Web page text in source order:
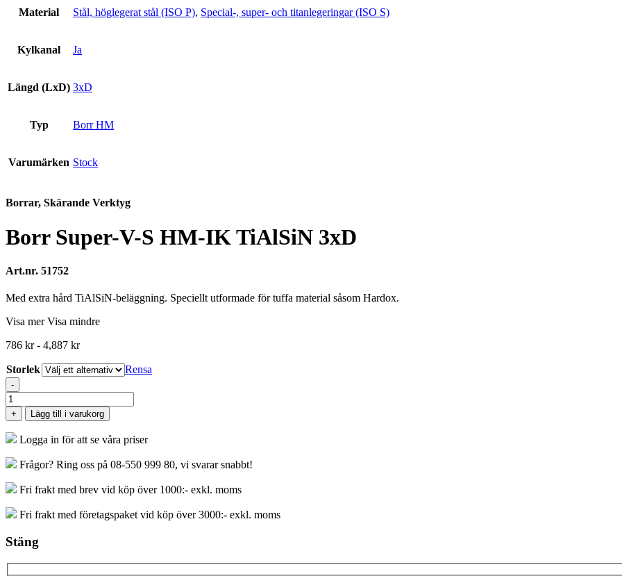
Material Stål, höglegerat stål (ISO P), Special-, super- och titanlegeringar (ISO S)
Kylkanal Ja
Längd (LxD) 3xD
Typ Borr HM
Varumärken Stock
Borrar, Skärande Verktyg
Borr Super-V-S HM-IK TiAlSiN 3xD
Art.nr. 51752
Med extra hård TiAlSiN-beläggning. Speciellt utformade för tuffa material såsom Hardox.
Visa mer Visa mindre
786 kr- 4,887 kr
Storlek Rensa
-
Borr
Super-
V-
S
HM-
IK
TiAlSiN
3xD
mängd
+ Lägg till i varukorg
Logga in för att se våra priser
Frågor? Ring oss på 08-550 999 80, vi svarar snabbt!
Fri frakt med brev vid köp över 1000:- exkl. moms
Fri frakt med företagspaket vid köp över 3000:- exkl. moms
Stäng